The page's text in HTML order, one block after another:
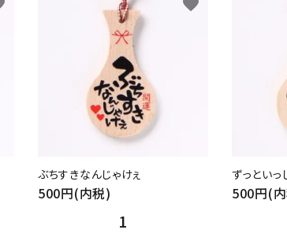
ぶちすきなんじゃけぇ
500円(内税)
favorite
ずっといっ
500円(
1